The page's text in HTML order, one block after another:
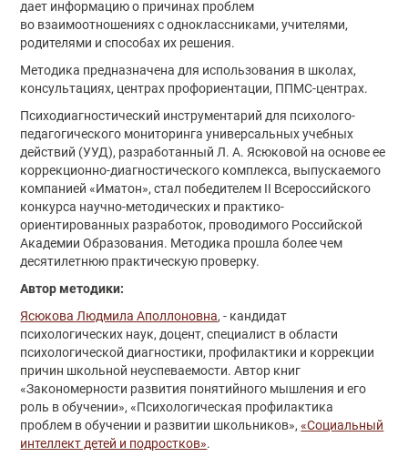
дает информацию о причинах проблем
во взаимоотношениях с одноклассниками, учителями,
родителями и способах их решения.
Методика предназначена для использования в школах,
консультациях, центрах профориентации, ППМС-центрах.
Психодиагностический инструментарий для психолого-
педагогического мониторинга универсальных учебных
действий (УУД), разработанный Л. А. Ясюковой на основе ее
коррекционно-диагностического комплекса, выпускаемого
компанией «Иматон», стал победителем II Всероссийского
конкурса научно-методических и практико-
ориентированных разработок, проводимого Российской
Академии Образования. Методика прошла более чем
десятилетнюю практическую проверку.
Автор методики:
Ясюкова Людмила Аполлоновна, - кандидат
психологических наук, доцент, специалист в области
психологической диагностики, профилактики и коррекции
причин школьной неуспеваемости. Автор книг
«Закономерности развития понятийного мышления и его
роль в обучении», «Психологическая профилактика
проблем в обучении и развитии школьников»,«Социальный
интеллект детей и подростков».